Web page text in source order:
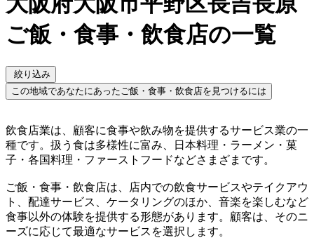
ご飯・食事・飲食店の一覧
絞り込み
この地域であなたにあったご飯・食事・飲食店を見つけるには
飲食店業は、顧客に食事や飲み物を提供するサービス業の一
種です。扱う食は多様性に富み、日本料理・ラーメン・菓
子・各国料理・ファーストフードなどさまざまです。
ご飯・食事・飲食店は、店内での飲食サービスやテイクアウ
ト、配達サービス、ケータリングのほか、音楽を楽しむなど
食事以外の体験を提供する形態があります。顧客は、そのニ
ーズに応じて最適なサービスを選択します。